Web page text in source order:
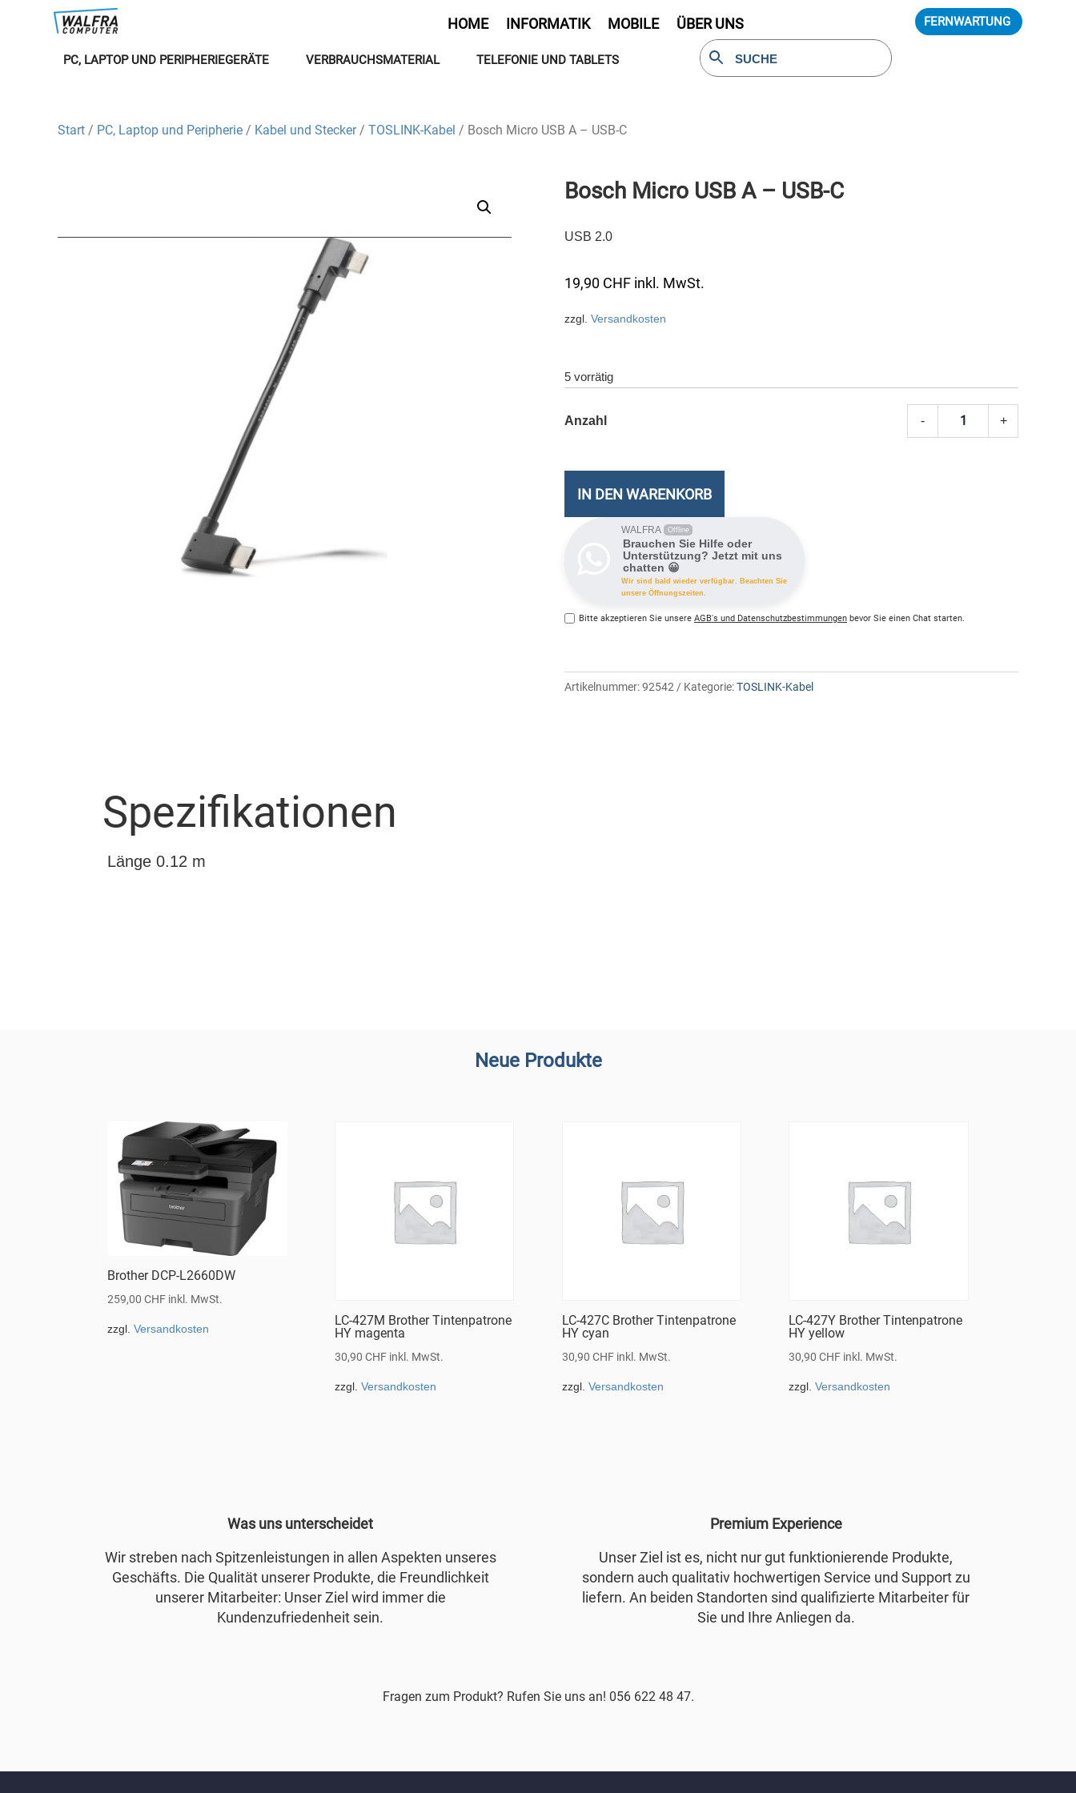
HOME INFORMATIK MOBILE ÜBER UNS FERNWARTUNG
PC, LAPTOP UND PERIPHERIEGERÄTE VERBRAUCHSMATERIAL TELEFONIE UND TABLETS
Start / PC, Laptop und Peripherie / Kabel und Stecker/ TOSLINK-Kabel / Bosch Micro USB A – USB-C
Bosch Micro USB A – USB-C
USB 2.0
19,90 CHF inkl. MwSt.
zzgl. Versandkosten
5 vorrätig
- +
IN DEN WARENKORB
WALFRA Offline
Brauchen Sie Hilfe oder
Unterstützung? Jetzt mit uns
chatten 😀
Wir sind bald wieder verfügbar. Beachten Sie
unsere Öffnungszeiten.
Bitte akzeptieren Sie unsere AGB's und Datenschutzbestimmungen bevor Sie einen Chat starten.
Artikelnummer:92542 Kategorie:TOSLINK-Kabel
Spezifikationen
Länge 0.12 m
Neue Produkte
Brother DCP-L2660DW
259,00CHF inkl. MwSt.
zzgl.Versandkosten
LC-427M Brother Tintenpatrone
HY magenta
30,90 CHF inkl. MwSt.
zzgl. Versandkosten
LC-427C Brother Tintenpatrone
HY cyan
30,90 CHF inkl. MwSt.
zzgl. Versandkosten
LC-427Y Brother Tintenpatrone
HY yellow
30,90CHF inkl. MwSt.
zzgl.Versandkosten
Was uns unterscheidet
Wir streben nach Spitzenleistungen in allen Aspekten unseres
Geschäfts. Die Qualität unserer Produkte, die Freundlichkeit
unserer Mitarbeiter: Unser Ziel wird immer die
Kundenzufriedenheit sein.
Premium Experience
Unser Ziel ist es, nicht nur gut funktionierende Produkte,
sondern auch qualitativ hochwertigen Service und Support zu
liefern. An beiden Standorten sind qualifizierte Mitarbeiter für
Sie und Ihre Anliegen da.
Fragen zum Produkt? Rufen Sie uns an! 056 622 48 47.